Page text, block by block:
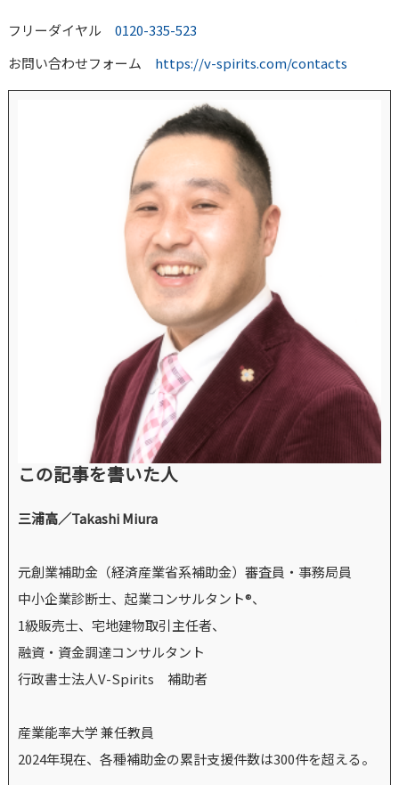
フリーダイヤル 0120-335-523
お問い合わせフォーム https://v-spirits.com/contacts
この記事を書いた人
三浦高／Takashi Miura
元創業補助金（経済産業省系補助金）審査員・事務局員
中小企業診断士、起業コンサルタント®、
1級販売士、宅地建物取引主任者、
融資・資金調達コンサルタント
行政書士法人V-Spirits 補助者
産業能率大学 兼任教員
2024年現在、各種補助金の累計支援件数は300件を超える。